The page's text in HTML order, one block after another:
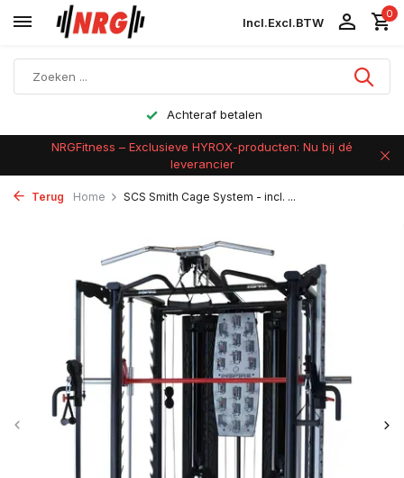
Incl.Excl.BTW
0
Gratis verzending vanaf €40
NRGFitness – Exclusieve HYROX-producten: Nu bij dé
leverancier
Terug Home SCS Smith Cage System - incl. ...